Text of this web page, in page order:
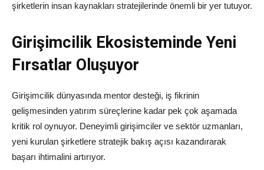
şirketlerin insan kaynakları stratejilerinde önemli bir yer tutuyor.
Girişimcilik Ekosisteminde Yeni
Fırsatlar Oluşuyor
Girişimcilik dünyasında mentor desteği, iş fikrinin
gelişmesinden yatırım süreçlerine kadar pek çok aşamada
kritik rol oynuyor. Deneyimli girişimciler ve sektör uzmanları,
yeni kurulan şirketlere stratejik bakış açısı kazandırarak
başarı ihtimalini artırıyor.